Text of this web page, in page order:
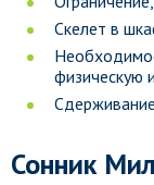
Скелет в
физическую
Сонник